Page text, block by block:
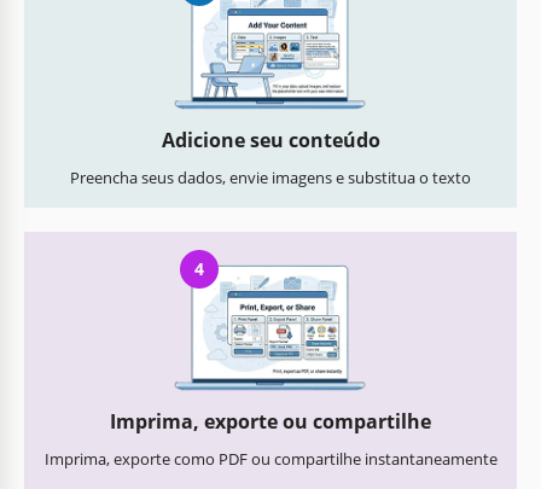
Adicione seu conteúdo
Preencha seus dados, envie imagens e substitua o texto
4
Imprima, exporte ou compartilhe
Imprima, exporte como PDF ou compartilhe instantaneamente